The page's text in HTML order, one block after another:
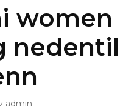
women
nedentil
admin